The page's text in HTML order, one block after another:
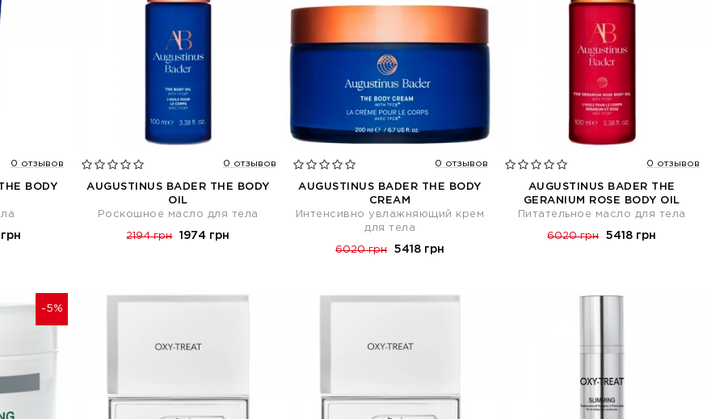
0 отзывов
BODY
0 отзывов
AUGUSTINUS BADER THE BODY
OIL
Роскошное масло для тела
2194 грн 1974 грн
0 отзывов
AUGUSTINUS BADER THE BODY
CREAM
Интенсивно увлажняющий крем
для тела
6020 грн 5418 грн
0 отзывов
AUGUSTINUS BADER THE
GERANIUM ROSE BODY OIL
Питательное масло для тела
6020 грн 5418 грн
-5%